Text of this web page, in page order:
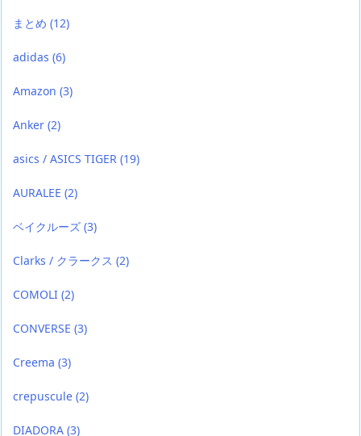
まとめ (12)
adidas (6)
Amazon (3)
Anker (2)
asics / ASICS TIGER (19)
AURALEE (2)
ベイクルーズ (3)
Clarks / クラークス (2)
COMOLI (2)
CONVERSE (3)
Creema (3)
crepuscule (2)
DIADORA (3)